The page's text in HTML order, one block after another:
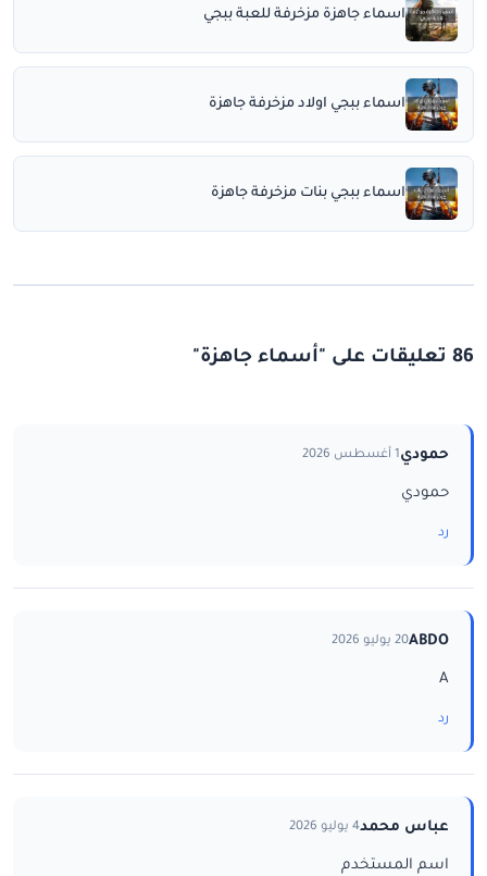
اسماء جاهزة مزخرفة للعبة ببجي
اسماء ببجي اولاد مزخرفة جاهزة
اسماء ببجي بنات مزخرفة جاهزة
86 تعليقات على "أسماء جاهزة"
حمودي1 أغسطس 2026
حمودي
رد
ABDO20 يوليو 2026
A
رد
عباس محمد4 يوليو 2026
اسم المستخدم